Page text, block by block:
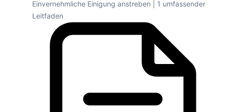
Einvernehmliche Einigung anstreben | 1 umfassender
Leitfaden